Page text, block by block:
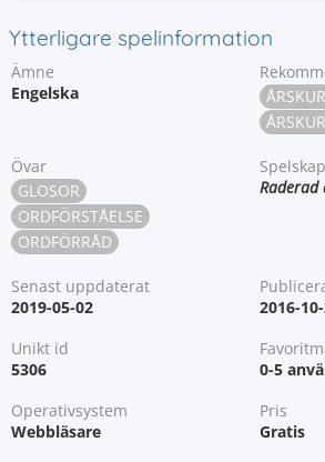
Ytterligare spelinformation
Ämne
Engelska
Övar
GLOSOR
ORDFÖRSTÅELSE
ORDFÖRRÅD
Raderad
Senast uppdaterat
2019-05-02
2016-
Unikt id
5306
0-5
Operativsystem
Webbläsare
Pris
Gratis